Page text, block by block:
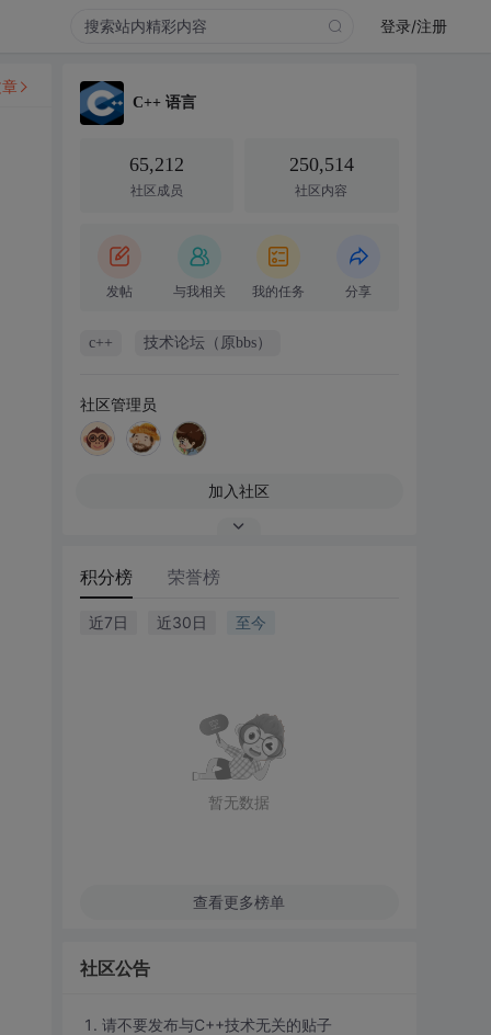
登录/注册
C++ 语言
65,212
社区成员
250,514
社区内容
发帖 与我相关 我的任务 分享
c++ 技术论坛（原bbs）
社区管理员
加入社区
积分榜 荣誉榜
近7日 近30日 至今
暂无数据
查看更多榜单
社区公告
请不要发布与C++技术无关的贴子